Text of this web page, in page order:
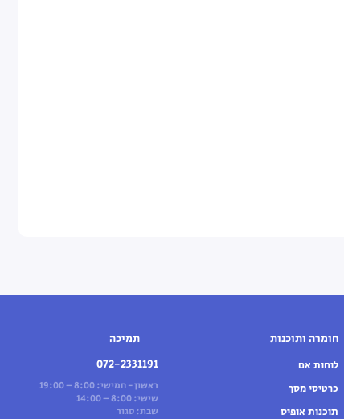
חומרה ותוכנות
לוחות אם
כרטיסי מסך
תוכנות אופיס
תמיכה
072-2331191
ראשון - חמישי: 8:00 – 19:00
שישי: 8:00 – 14:00
שבת: סגור